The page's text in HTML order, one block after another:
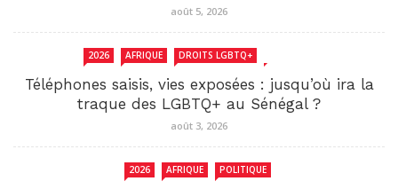
août 5, 2026
2026 AFRIQUE DROITS LGBTQ+
Téléphones saisis, vies exposées : jusqu’où ira la
traque des LGBTQ+ au Sénégal ?
août 3, 2026
2026 AFRIQUE POLITIQUE